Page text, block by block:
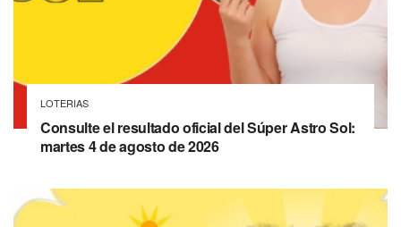
LOTERIAS
Consulte el resultado oficial del Súper Astro Sol:
martes 4 de agosto de 2026